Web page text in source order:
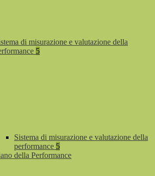
di misurazione e valutazione della
5
Sistema di misurazione e valutazione della
performance 5
della Performance